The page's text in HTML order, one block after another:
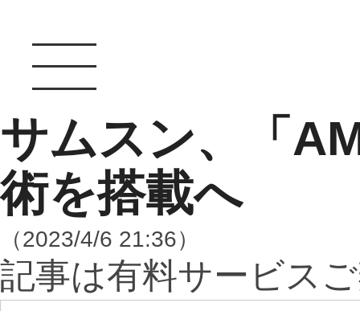
サムスン、「
術を搭載へ
（2023/4/6 21:36）
記事は有料サービス